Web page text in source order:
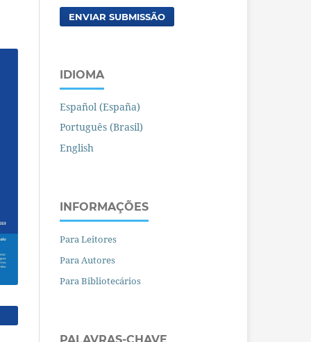
ENVIAR SUBMISSÃO
IDIOMA
Español (España)
Português (Brasil)
English
INFORMAÇÕES
Para Leitores
Para Autores
Para Bibliotecários